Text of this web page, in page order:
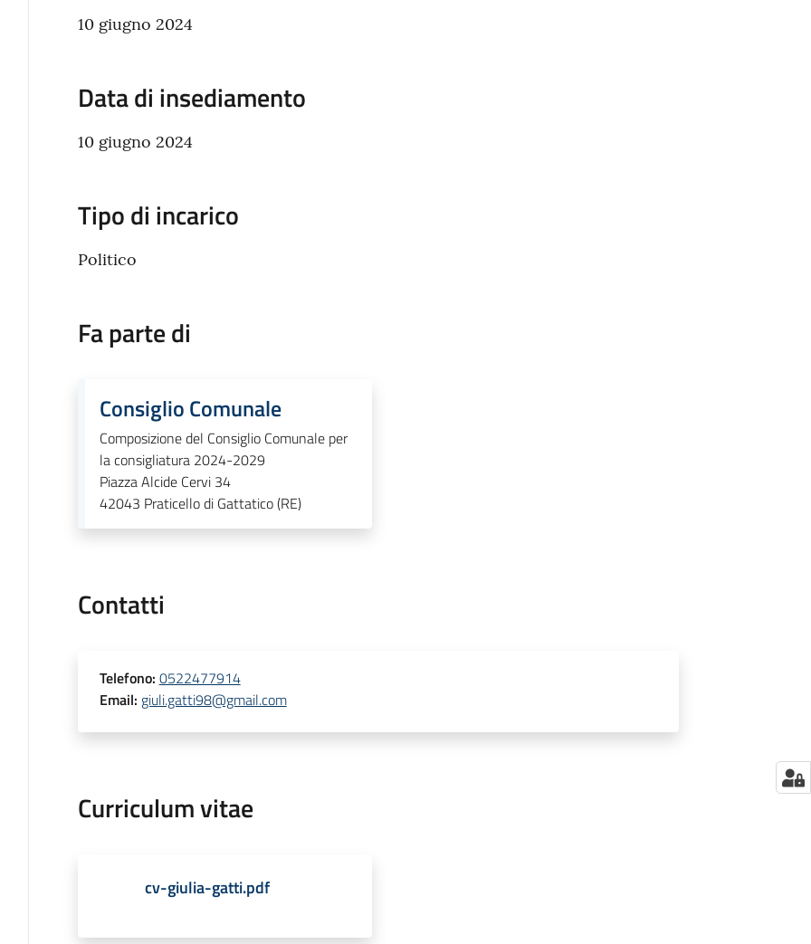
10 giugno 2024
Data di insediamento
10 giugno 2024
Tipo di incarico
Politico
Fa parte di
Consiglio Comunale
Composizione del Consiglio Comunale per
la consigliatura 2024-2029
Piazza Alcide Cervi 34
42043 Praticello di Gattatico (RE)
Contatti
Telefono: 0522477914
Email: giuli.gatti98@gmail.com
Curriculum vitae
cv-giulia-gatti.pdf